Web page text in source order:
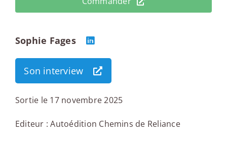
Sophie Fages
Son interview
Sortie le 17 novembre 2025
Editeur : Autoédition Chemins de Reliance